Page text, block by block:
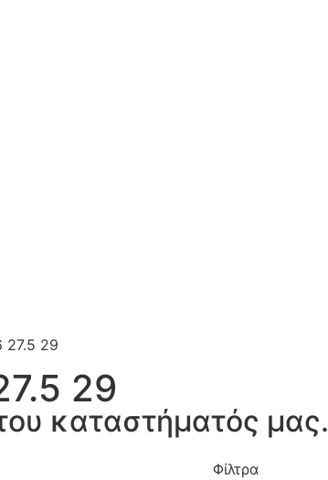
27.5 29
29
καταστήματός μας.
Φίλτρα